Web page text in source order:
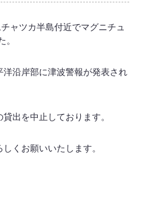
ャツカ半島付近でマグニチュ
。
沿岸部に津波警報が発表され
出を中止しております。
くお願いいたします。